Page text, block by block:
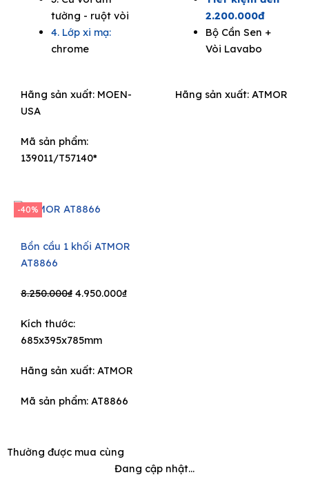
tường - ruột vòi
4. Lớp xi mạ:
chrome
Hãng sản xuất: MOEN-
USA
Mã sản phẩm:
139011/T57140*
2.200.000đ
Bộ Cần Sen +
Vòi Lavabo
Hãng sản xuất: ATMOR
-40%
Bồn cầu 1 khối ATMOR
AT8866
8.250.000₫ Original
was:
8.250.000₫.
4.950.000₫Current
Kích thước:
685x395x785mm
Hãng sản xuất: ATMOR
Mã sản phẩm: AT8866
Thường được mua cùng
Đang cập nhật...